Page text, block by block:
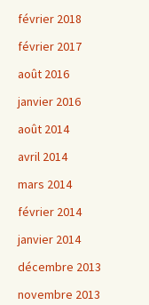
février 2018
février 2017
août 2016
janvier 2016
août 2014
avril 2014
mars 2014
février 2014
janvier 2014
décembre 2013
novembre 2013